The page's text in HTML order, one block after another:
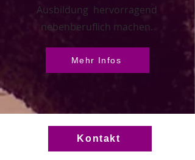
Ausbildung hervorragend
nebenberuflich machen.
Mehr Infos
Kontakt